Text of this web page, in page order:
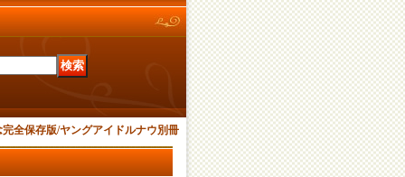
全保存版/ヤングアイドルナウ別冊